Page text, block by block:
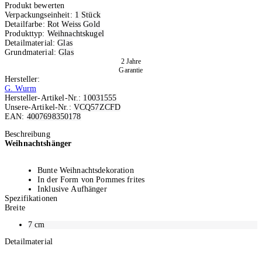
Produkt bewerten
Verpackungseinheit: 1 Stück
Detailfarbe: Rot Weiss Gold
Produkttyp: Weihnachtskugel
Detailmaterial:Glas
Grundmaterial:Glas
2 Jahre
Garantie
Hersteller:
G. Wurm
Hersteller-Artikel-Nr.: 10031555
Unsere-Artikel-Nr.: VCQ57ZCFD
EAN: 4007698350178
Beschreibung
Weihnachtshänger
Bunte Weihnachtsdekoration
In der Form von Pommes frites
Inklusive Aufhänger
Aus gefertigt
Spezifikationen
Breite
7cm
Detailmaterial